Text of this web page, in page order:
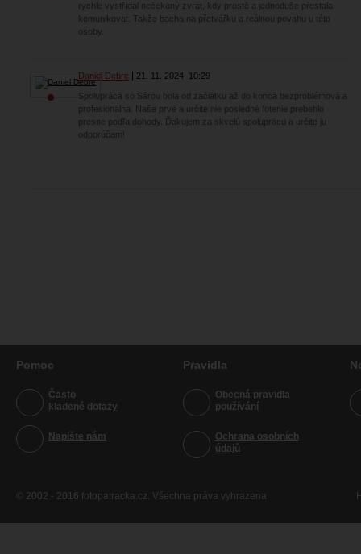
rychle vystřídal nečekaný zvrat, kdy prostě a jednoduše přestala
komunikovat. Takže bacha na přetvářku a reálnou povahu u této
osoby.
Daniel Debre 21. 11. 2024 10:29
Spolupráca so Sárou bola od začiatku až do konca bezproblémová a
profesionálna. Naše prvé a určite nie posledné fotenie prebehlo
presne podľa dohody. Ďakujem za skvelú spoluprácu a určite ju
odporúčam!
Pomoc
Často
kladené dotazy
Napište nám
Pravidla
Obecná pravidla
používání
Ochrana osobních
údajů
© 2002 - 2016 fotopatracka.cz. Všechna práva vyhrazena